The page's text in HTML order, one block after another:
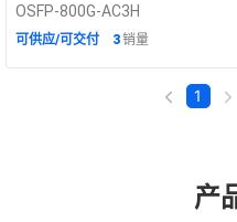
OSFP-800G-AC3H
可供应/可交付 3销量
1
产